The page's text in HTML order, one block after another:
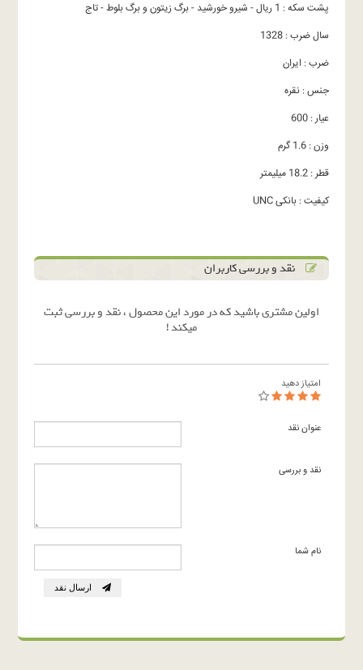
پشت سکه : 1 ریال - شیرو خورشید - برگ زیتون و برگ بلوط - تاج
سال ضرب : 1328
ضرب : ایران
جنس : نقره
عیار : 600
وزن : 1.6 گرم
قطر : 18.2 میلیمتر
کیفیت : بانکی UNC
نقد و بررسی کاربران
اولین مشتری باشید که در مورد این محصول ، نقد و بررسی ثبت
میکند !
امتیاز دهید
عنوان نقد
نقد و بررسی
نام شما
ارسال نقد